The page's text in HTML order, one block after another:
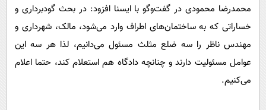
محیط زیست
فناوری و It
علمی
اخبار کریپتو
قرآن
گوناگون
سرگرمی
فیلم
اقتصاد
عصر ایران 2
محمدرضا محمودی در گفت‌وگو با ایسنا افزود: در بحث گودبرداری و
خساراتی که به ساختمان‌های اطراف وارد می‌شود، مالک، شهرداری و
مهندس ناظر را سه ضلع مثلث مسئول می‌دانیم، لذا هر سه این
عوامل مسئولیت دارند و چنانچه دادگاه هم استعلام کند، حتما اعلام
می‌کنیم.